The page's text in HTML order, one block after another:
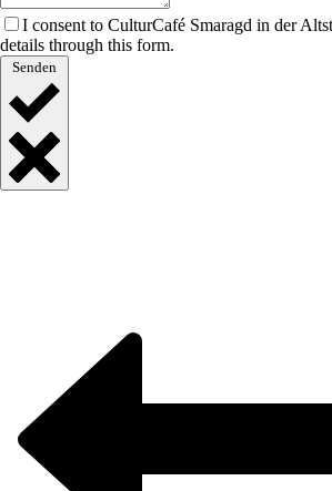
I consent to CulturCafé Smaragd in der
details through this form.
Senden